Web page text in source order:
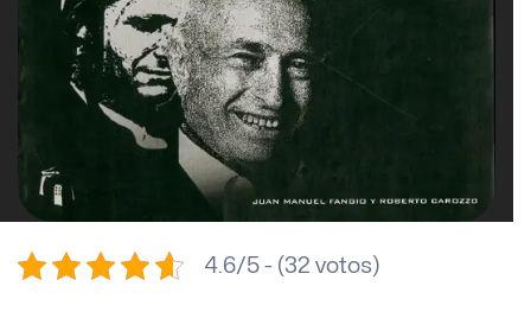
4.6/5 - (32 votos)